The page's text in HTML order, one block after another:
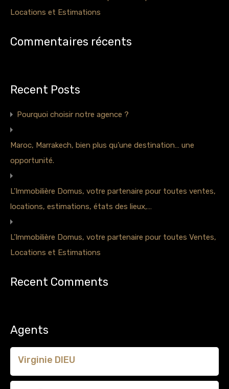
Locations et Estimations
Commentaires récents
Recent Posts
Pourquoi choisir notre agence ?
Maroc, Marrakech, bien plus qu’une destination… une
opportunité.
L’Immobilière Domus, votre partenaire pour toutes ventes,
locations, estimations, états des lieux,…
L’Immobilière Domus, votre partenaire pour toutes Ventes,
Locations et Estimations
Recent Comments
Agents
Virginie DIEU